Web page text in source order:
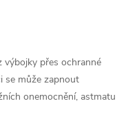
výbojky přes ochranné
se může zapnout
onemocnění, astmatu